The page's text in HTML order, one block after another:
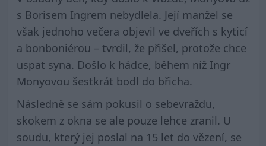
s Borisem Ingrem nebydlela. Její manžel se
však jednoho večera objevil ve dveřích s kyticí
a bonboniérou – tvrdil, že přišel, protože chce
uspat syna. Došlo k hádce, během níž Ingr
Monyovou šestkrát bodl do břicha.
Následně se sám pokusil o sebevraždu,
skokem z okna se ale pouze lehce zranil. U
soudu, který jej poslal na 15 let do vězení, se